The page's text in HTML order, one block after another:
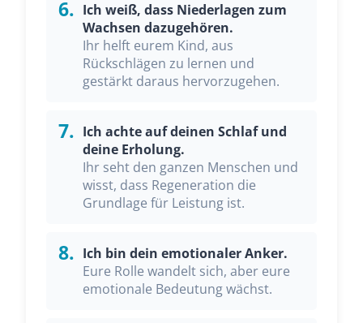
6. Ich weiß, dass Niederlagen zum
Wachsen dazugehören.
Ihr helft eurem Kind, aus
Rückschlägen zu lernen und
gestärkt daraus hervorzugehen.
7. Ich achte auf deinen Schlaf und
deine Erholung.
Ihr seht den ganzen Menschen und
wisst, dass Regeneration die
Grundlage für Leistung ist.
8. Ich bin dein emotionaler Anker.
Eure Rolle wandelt sich, aber eure
emotionale Bedeutung wächst.